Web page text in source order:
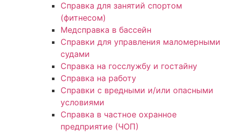
Справка для занятий спортом
(фитнесом)
Медсправка в бассейн
Справки для управления маломерными
судами
Справка на госслужбу и гостайну
Справка на работу
Cправки с вредными и/или опасными
условиями
Справка в частное охранное
предприятие (ЧОП)